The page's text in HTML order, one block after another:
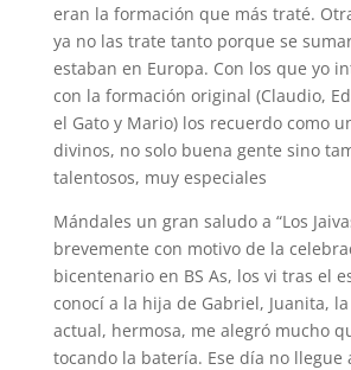
eran la formación que más traté.
ya no las trate tanto porque se
estaban en Europa. Con los que yo
con la formación original (Claudio,
el Gato y Mario) los recuerdo como
divinos, no solo buena gente sino
talentosos, muy especiales
Mándales un gran saludo a “Los
brevemente con motivo de la
bicentenario en BS As, los vi tras el
conocí a la hija de Gabriel, Juanita,
actual, hermosa, me alegró mucho
tocando la batería. Ese día no llegue